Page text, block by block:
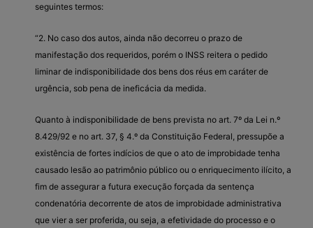
seguintes termos:
“2. No caso dos autos, ainda não decorreu o prazo de
manifestação dos requeridos, porém o INSS reitera o pedido
liminar de indisponibilidade dos bens dos réus em caráter de
urgência, sob pena de ineficácia da medida.
Quanto à indisponibilidade de bens prevista no art. 7º da Lei n.º
8.429/92 e no art. 37, § 4.º da Constituição Federal, pressupõe a
existência de fortes indícios de que o ato de improbidade tenha
causado lesão ao patrimônio público ou o enriquecimento ilícito, a
fim de assegurar a futura execução forçada da sentença
condenatória decorrente de atos de improbidade administrativa
que vier a ser proferida, ou seja, a efetividade do processo e o